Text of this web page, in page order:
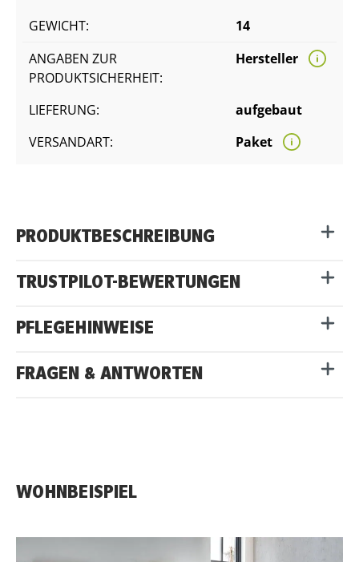
GEWICHT:
14
ANGABEN ZUR
PRODUKTSICHERHEIT:
Hersteller
LIEFERUNG:
aufgebaut
VERSANDART:
Paket
PRODUKTBESCHREIBUNG
TRUSTPILOT-BEWERTUNGEN
PFLEGEHINWEISE
FRAGEN & ANTWORTEN
WOHNBEISPIEL